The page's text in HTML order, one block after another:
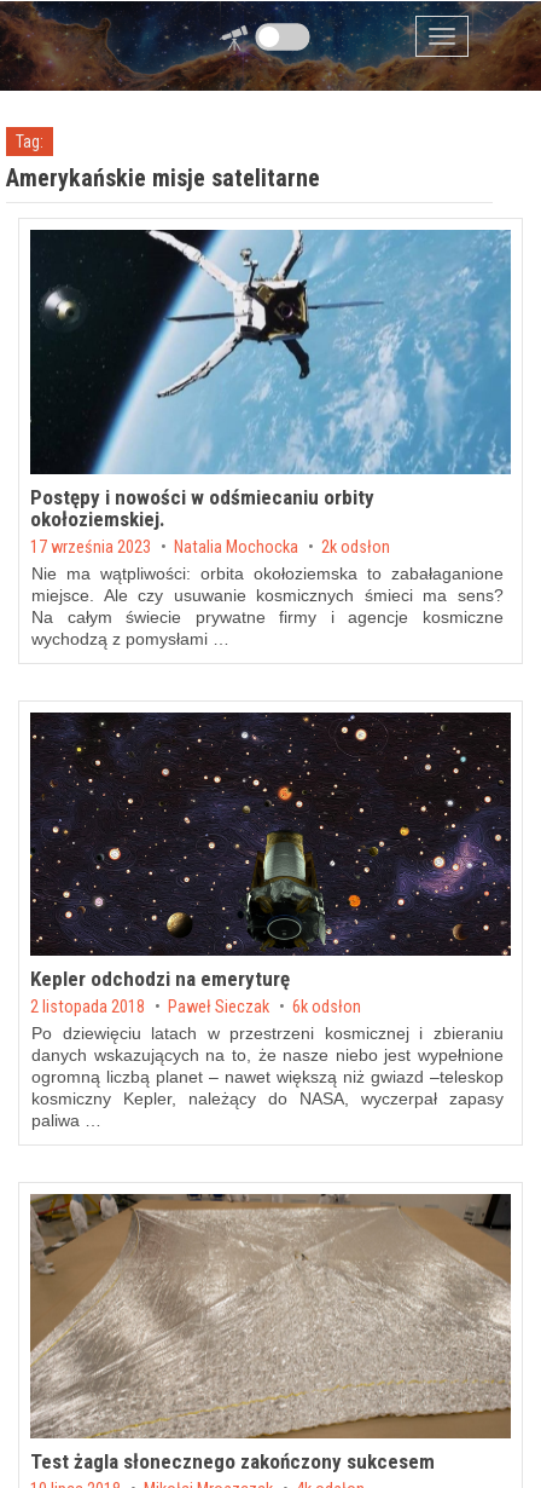
Przejdź do zawartości
Menu
Tag:
Amerykańskie misje satelitarne
Postępy i nowości w odśmiecaniu orbity
okołoziemskiej.
Posted on
17 września 2023 byNatalia Mochocka 2k odsłon
Nie ma wątpliwości: orbita okołoziemska to zabałaganione
miejsce. Ale czy usuwanie kosmicznych śmieci ma sens?
Na całym świecie prywatne firmy i agencje kosmiczne
wychodzą z pomysłami …
Kepler odchodzi na emeryturę
Posted on
2 listopada 2018 by Paweł Sieczak 6k odsłon
Po dziewięciu latach w przestrzeni kosmicznej i zbieraniu
danych wskazujących na to, że nasze niebo jest wypełnione
ogromną liczbą planet – nawet większą niż gwiazd –teleskop
kosmiczny Kepler, należący do NASA, wyczerpał zapasy
paliwa …
Test żagla słonecznego zakończony sukcesem